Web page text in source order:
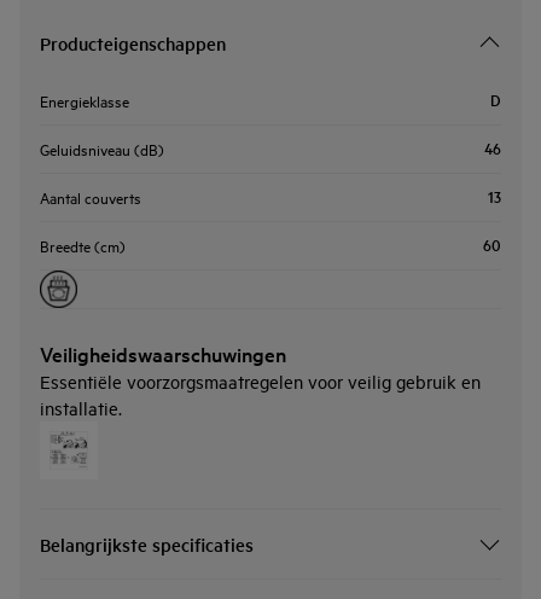
Producteigenschappen
Energieklasse D
Geluidsniveau (dB) 46
Aantal couverts 13
Breedte (cm) 60
Veiligheidswaarschuwingen
Essentiële voorzorgsmaatregelen voor veilig gebruik en
installatie.
Belangrijkste specificaties